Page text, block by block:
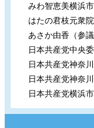
みわ智恵美横浜
はたの君枝元衆
あさか由香（参議
日本共産党中央
日本共産党神奈
日本共産党神奈
日本共産党横浜